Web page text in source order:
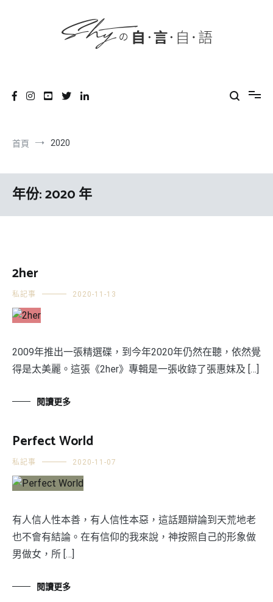
首頁 2020
年份:2020 年
2her
私記事 2020-11-13
2009年推出一張精選碟，到今年2020年仍然在聽，依然覺
得是太美麗。這張《2her》專輯是一張收錄了張惠妹及 […]
閱讀更多
Perfect World
私記事 2020-11-07
有人信人性本善，有人信性本惡，這話題辯論到天荒地老
也不會有結論。在有信仰的我來說，神按照自己的形象做
男做女，所 […]
閱讀更多